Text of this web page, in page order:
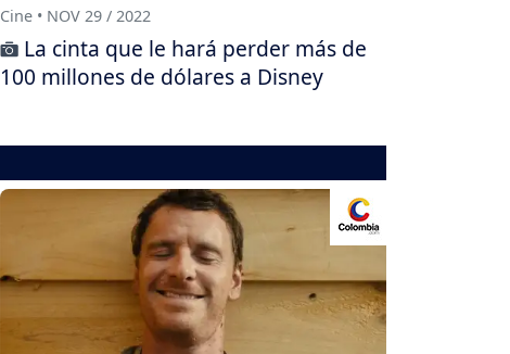
Cine • NOV 29 / 2022
La cinta que le hará perder más de
100 millones de dólares a Disney